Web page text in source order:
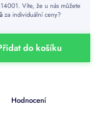
Víte, že u nás můžete
za individuální ceny?
do košíku
Hodnocení